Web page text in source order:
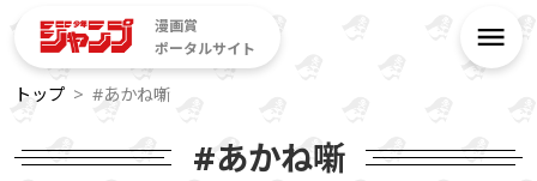
漫画賞
ポータルサイト
トップ #あかね噺
#あかね噺